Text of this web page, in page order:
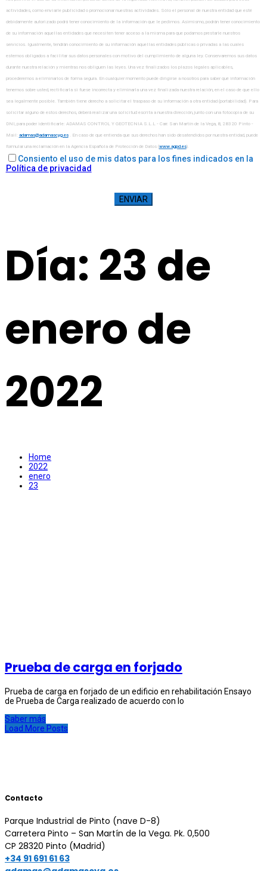
actividades, como enviarle publicidad o promocionar nuestras actividades. Sólo el personal de nuestra entidad que esté
debidamente autorizado podrá tener conocimiento de la información que le pedimos. Asimismo, podrán tener conocimiento
de su información aquellas entidades que necesiten tener acceso a la misma para que podamos prestarle nuestros
servicios. Igualmente, tendrán conocimiento de su información aquellas entidades públicas o privadas a las cuales
estemos obligados a facilitar sus datos personales con motivo del cumplimiento de alguna ley. Conservaremos sus datos
durante nuestra relación y mientras nos obliguen las leyes. Una vez finalizados los plazos legales aplicables,
procederemos a eliminarlos de forma segura. En cualquier momento puede dirigirse a nosotros para saber qué información
tenemos sobre usted, rectificarla si fuese incorrecta y eliminarla una vez finalizada nuestra relación, en el caso de que ello
sea legalmente posible. También tiene derecho a solicitar el traspaso de su información a otra entidad (portabilidad). Para
solicitar alguno de estos derechos, deberá realizar una solicitud escrita a nuestra dirección, junto con una fotocopia de su
DNI, para poder identificarle: ADAMAS CONTROL Y GEOTECNIA S.L.L - Carr. San Martín de la Vega, 8, 28320 Pinto -
Mail: . En caso de que entienda que sus derechos han sido desatendidos por nuestra entidad, puede
formular una reclamación en la Agencia Española de Protección de Datos (www.agpd.es).
Consiento el uso de mis datos para los fines indicados en la
Política de privacidad
Día: 23 de
enero de
2022
Home
2022
enero
23
Prueba de carga en forjado
Prueba de carga en forjado de un edificio en rehabilitación Ensayo
de Prueba de Carga realizado de acuerdo con lo
Saber más
Load More Posts
Contacto
Parque Industrial de Pinto (nave D-8)
Carretera Pinto – San Martín de la Vega. Pk. 0,500
CP 28320 Pinto (Madrid)
+34 91 691 61 63